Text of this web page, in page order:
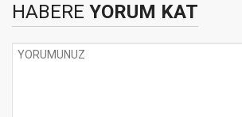
HABERE YORUM KAT